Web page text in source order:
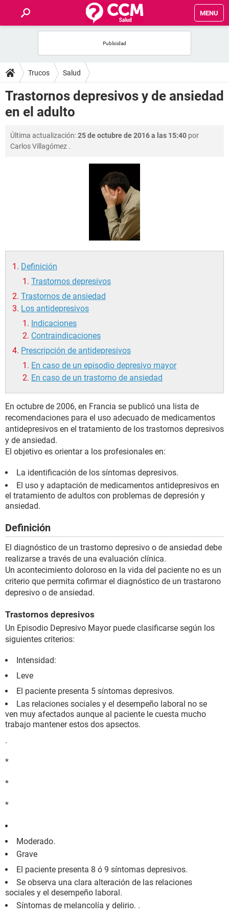
MENU
FOROS
SALUD
FAMILIA
NUTRICIÓN
Trucos Salud
Trastornos depresivos y de ansiedad
en el adulto
Última actualización:25 de octubre de 2016 a las 15:40 por
Carlos Villagómez .
Definición
Trastornos depresivos
Trastornos de ansiedad
Los antidepresivos
Indicaciones
Contraindicaciones
Prescripción de antidepresivos
En caso de un episodio depresivo mayor
En caso de un trastorno de ansiedad
En octubre de 2006, en Francia se publicó una lista de
recomendaciones para el uso adecuado de medicamentos
antidepresivos en el tratamiento de los trastornos depresivos
y de ansiedad.
El objetivo es orientar a los profesionales en:
La identificación de los síntomas depresivos.
El uso y adaptación de medicamentos antidepresivos en
el tratamiento de adultos con problemas de depresión y
ansiedad.
Definición
El diagnóstico de un trastorno depresivo o de ansiedad debe
realizarse a través de una evaluación clínica.
Un acontecimiento doloroso en la vida del paciente no es un
criterio que permita cofirmar el diagnóstico de un trastarono
depresivo o de ansiedad.
Trastornos depresivos
Un Episodio Depresivo Mayor puede clasificarse según los
siguientes criterios:
Intensidad:
Leve
El paciente presenta 5 síntomas depresivos.
Las relaciones sociales y el desempeño laboral no se
ven muy afectados aunque al paciente le cuesta mucho
trabajo mantener estos dos apsectos.
.
*
*
*
Moderado.
Grave
El paciente presenta 8 ó 9 síntomas depresivos.
Se observa una clara alteración de las relaciones
sociales y el desempeño laboral.
Síntomas de melancolía y delirio. .